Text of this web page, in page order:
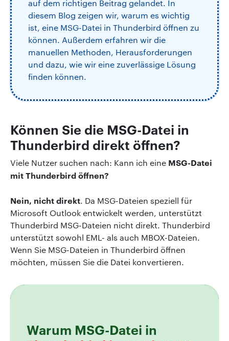
auf dem richtigen Beitrag gelandet. In
diesem Blog zeigen wir, warum es wichtig
ist, eine MSG-Datei in Thunderbird öffnen zu
können. Außerdem erfahren wir die
manuellen Methoden, Herausforderungen
und dazu, wie wir eine zuverlässige Lösung
finden können.
Können Sie die MSG-Datei in
Thunderbird direkt öffnen?
Viele Nutzer suchen nach: Kann ich eine MSG-Datei
mit Thunderbird öffnen?
Nein, nicht direkt. Da MSG-Dateien speziell für
Microsoft Outlook entwickelt werden, unterstützt
Thunderbird MSG-Dateien nicht direkt. Thunderbird
unterstützt sowohl EML- als auch MBOX-Dateien.
Wenn Sie MSG-Dateien in Thunderbird öffnen
möchten, müssen Sie die Datei konvertieren.
Warum MSG-Datei in